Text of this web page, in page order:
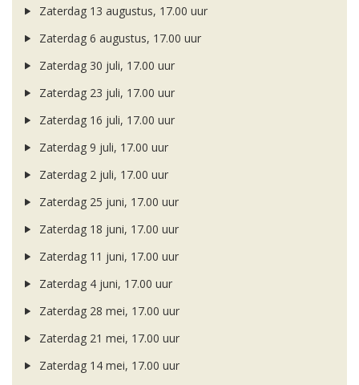
Zaterdag 13 augustus, 17.00 uur
Zaterdag 6 augustus, 17.00 uur
Zaterdag 30 juli, 17.00 uur
Zaterdag 23 juli, 17.00 uur
Zaterdag 16 juli, 17.00 uur
Zaterdag 9 juli, 17.00 uur
Zaterdag 2 juli, 17.00 uur
Zaterdag 25 juni, 17.00 uur
Zaterdag 18 juni, 17.00 uur
Zaterdag 11 juni, 17.00 uur
Zaterdag 4 juni, 17.00 uur
Zaterdag 28 mei, 17.00 uur
Zaterdag 21 mei, 17.00 uur
Zaterdag 14 mei, 17.00 uur